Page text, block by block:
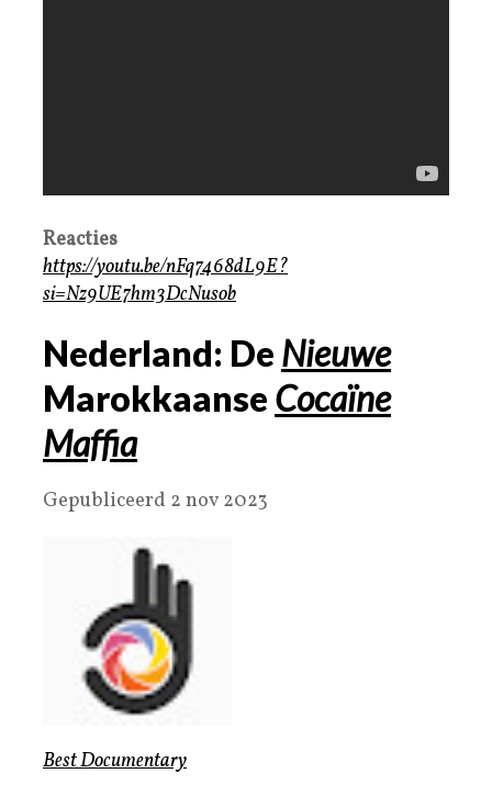
Reacties
https://youtu.be/nFq7468dL9E?
si=Nz9UE7hm3DcNusob
Nederland: De Nieuwe
Marokkaanse Cocaïne
Maffia
Gepubliceerd 2 nov 2023
Best Documentary